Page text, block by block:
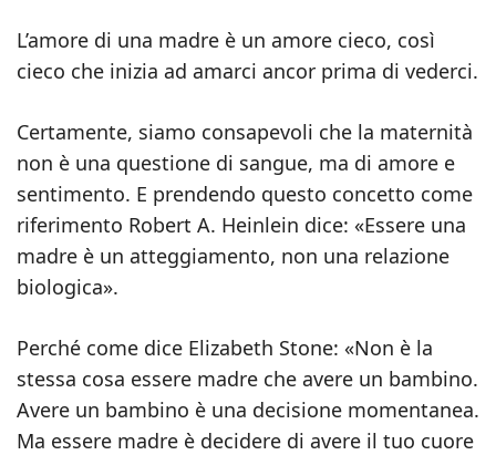
L’amore di una madre è un amore cieco, così
cieco che inizia ad amarci ancor prima di vederci.
Certamente, siamo consapevoli che la maternità
non è una questione di sangue, ma di amore e
sentimento. E prendendo questo concetto come
riferimento Robert A. Heinlein dice: «Essere una
madre è un atteggiamento, non una relazione
biologica».
Perché come dice Elizabeth Stone: «Non è la
stessa cosa essere madre che avere un bambino.
Avere un bambino è una decisione momentanea.
Ma essere madre è decidere di avere il tuo cuore